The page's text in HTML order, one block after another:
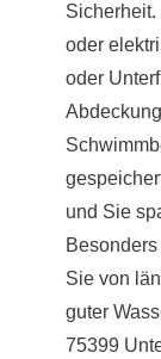
oder
oder
und Sie
Sie von
guter
75399